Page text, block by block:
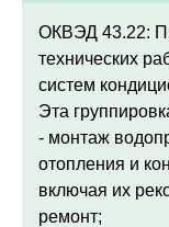
ОКВЭД 43.22:
технических
систем
Эта
- монтаж
отопления и
включая их
ремонт;